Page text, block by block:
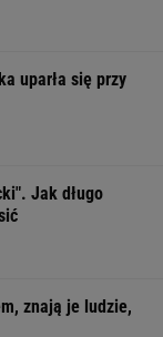
uparła się przy
Jak długo
znają je ludzie,